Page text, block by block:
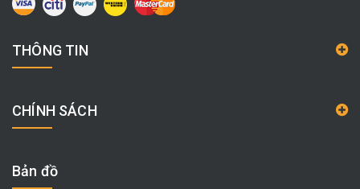
THÔNG TIN
CHÍNH SÁCH
Bản đồ